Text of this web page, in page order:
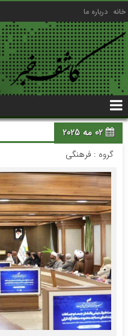
خانه درباره ما
02 مه 2025
گروه : فرهنگی